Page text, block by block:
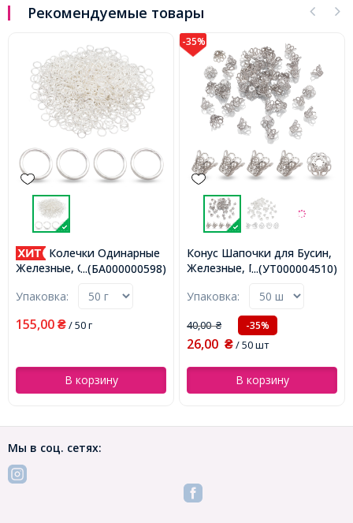
Рекомендуемые товары
...(БА000000598)
Колечки Одинарные
Железные, Серебро,
Диаметр 4.6мм, около
Упаковка:
155,00 ₴/ 50 г
В корзину
-35%
...(УТ000004510)
Конус Шапочки для Бусин,
Железные, Платина,
(УТ000004510)
Упаковка:
40,00₴ -35%
26,00 ₴/ 50 шт
В корзину
Мы в соц. сетях: